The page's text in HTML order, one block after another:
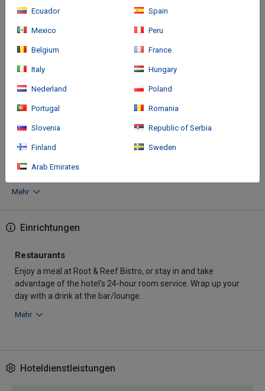
Anreise
on the beach, within a 10-minute walk of Cockington Country
Park and Torre Abbey Sands. This beach hotel is 12.3 mi (19.7
Mehr
Einrichtungen
Restaurants
Enjoy a meal at Root & Reef Bistro, or stay in and take
advantage of the hotel's 24-hour room service. Wrap up your
day with a drink at the bar/lounge.
Mehr
Hoteldienstleistungen
Ecuador Spain
Mexico Peru
Belgium France
Italy Hungary
Nederland Poland
Portugal Romania
Slovenia Republic of Serbia
Finland Sweden
Arab Emirates